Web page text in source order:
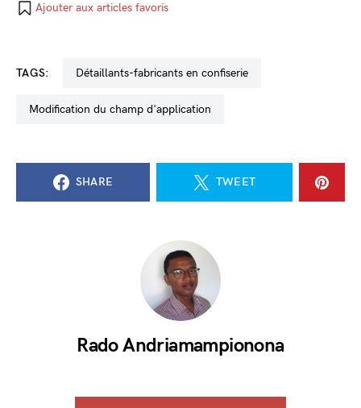
Ajouter aux articles favoris
TAGS: détaillants-fabricants en confiserie
modification du champ d'application
SHARE TWEET
Rado Andriamampionona